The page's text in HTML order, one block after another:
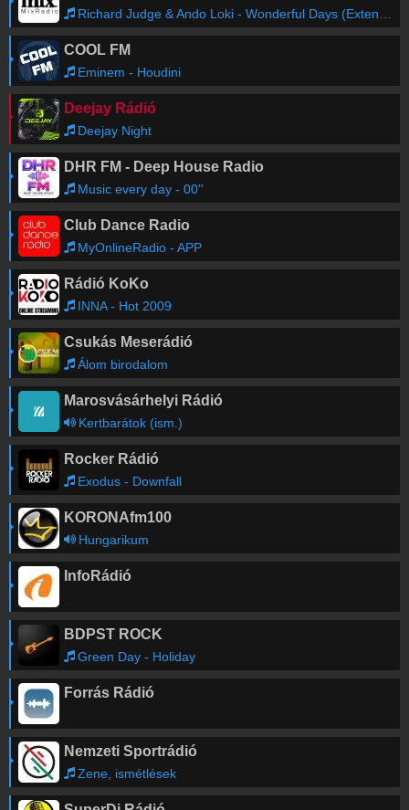
Richard Judge & Ando Loki - Wonderful Days (Extended Mix) [Spinnin' Records]
COOL FM
Eminem - Houdini
Deejay Rádió
Deejay Night
DHR FM - Deep House Radio
Music every day - 00''
Club Dance Radio
MyOnlineRadio - APP
Rádió KoKo
INNA - Hot 2009
Csukás Meserádió
Álom birodalom
Marosvásárhelyi Rádió
Kertbarátok (ism.)
Rocker Rádió
Exodus - Downfall
KORONAfm100
Hungarikum
InfoRádió
BDPST ROCK
Green Day - Holiday
Forrás Rádió
Nemzeti Sportrádió
Zene, ismétlések